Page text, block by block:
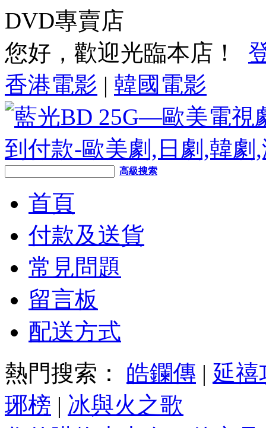
DVD專賣店
您好，歡迎光臨本店！
香港電影 | 韓國電影
高級搜索
首頁
付款及送貨
常見問題
留言板
配送方式
熱門搜索： 皓鑭傳 | 延禧
琊榜 | 冰與火之歌